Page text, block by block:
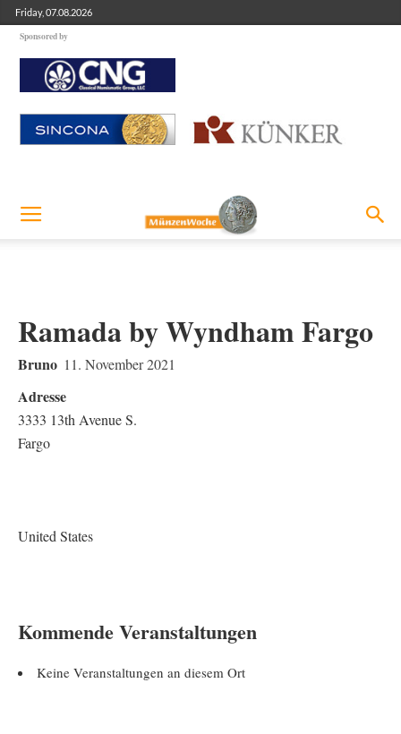
Friday, 07.08.2026
Sponsored by
Ramada by Wyndham Fargo
Bruno 11. November 2021
Adresse
3333 13th Avenue S.
Fargo
United States
Kommende Veranstaltungen
Keine Veranstaltungen an diesem Ort